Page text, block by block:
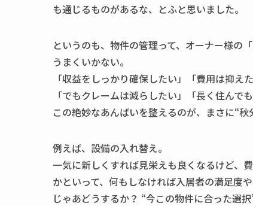
も通じるものがあるな、とふと思いました。
というのも、物件の管理って、オーナー様の
うまくいかない。
「収益をしっかり確保したい」「費用は抑えた
「でもクレームは減らしたい」「長く住んでも
この絶妙なあんばいを整えるのが、まさに“秋
例えば、設備の入れ替え。
一気に新しくすれば見栄えも良くなるけど、
かといって、何もしなければ入居者の満足度
じゃあどうするか？ “今この物件に合った選